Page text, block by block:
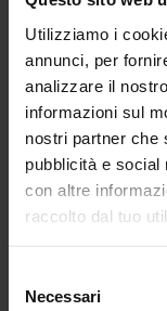
Utilizziamo i
annunci, per
analizzare il
informazioni sul
nostri partner che
pubblicità e social
con altre
raccolto dal tuo
delNecessari
Una vacanza
molto
comitive di
che si
sono un
alpinache
così preziose